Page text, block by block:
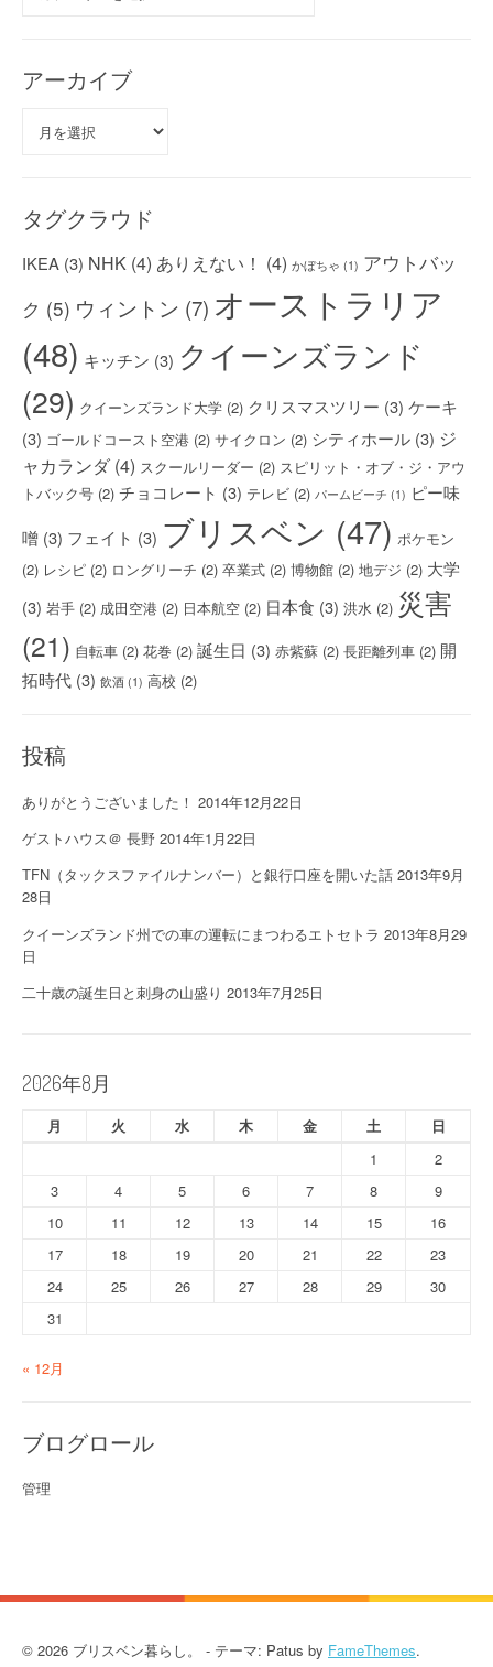
アーカイブ
ブ
タグクラウド
IKEA (3) NHK (4) ありえない！ (4) かぼちゃ (1) アウトバッ
ク (5) ウィントン (7) オーストラリア
(48) キッチン (3) クイーンズランド
(29) クイーンズランド大学 (2) クリスマスツリー (3) ケーキ
(3) ゴールドコースト空港 (2) サイクロン (2) シティホール (3) ジ
ャカランダ (4) スクールリーダー (2) スピリット・オブ・ジ・アウ
トバック号 (2) チョコレート (3) テレビ (2) パームビーチ (1) ピー味
噌 (3) フェイト (3) ブリスベン (47) ポケモン
(2) レシピ (2) ロングリーチ (2) 卒業式 (2) 博物館 (2) 地デジ (2) 大学
(3) 岩手 (2) 成田空港 (2) 日本航空 (2) 日本食 (3) 洪水 (2) 災害
(21) 自転車 (2) 花巻 (2) 誕生日 (3) 赤紫蘇 (2) 長距離列車 (2) 開
拓時代 (3) 飲酒 (1) 高校 (2)
投稿
ありがとうございました！ 2014年12月22日
ゲストハウス＠ 長野 2014年1月22日
TFN（タックスファイルナンバー）と銀行口座を開いた話 2013年9月
28日
クイーンズランド州での車の運転にまつわるエトセトラ 2013年8月29
日
二十歳の誕生日と刺身の山盛り 2013年7月25日
2026年8月
月 火 水 木 金 土
日
1
2
3
4 5 6 7 8
9
10
11 12 13 14 15
16
17
18 19 20 21 22
23
24
25 26 27 28 29
30
31
« 12月
ブログロール
管理
© 2026 ブリスベン暮らし。 - テーマ: Patus by FameThemes.